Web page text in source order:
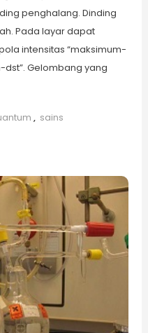
penghalang. Dinding
Pada layar dapat
intensitas “maksimum-
Gelombang yang
, sains